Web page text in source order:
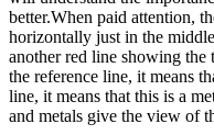
better.When paid attention,
horizontally just in the
another red line showing
the reference line, it means
line, it means that this is a
and metals give the view of